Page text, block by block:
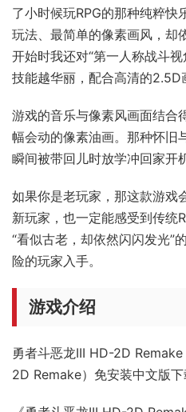
了小时候玩RPG的那种纯粹快
玩法、最简单的像素画风，却
开始时我还对“第一人称战斗
技能越华丽，配合高清的2.5D
游戏的音乐与像素风画面结合
幅会动的像素油画。那种怀旧
瞬间被带回儿时放学冲回家
如果你是老玩家，那这款游戏
新玩家，也一定能感受到传统
“看似古老，却依然闪闪发光”
险的玩家入手。
游戏介绍
勇者斗恶龙III HD-2D
2D Remake）免安装中文版下